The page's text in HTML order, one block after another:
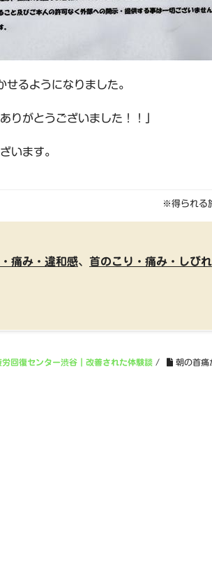
せるようになりました。
りがとうございました！！」
います。
※得られる
痛み・違和感、 首のこり・痛み・しびれ
回復センター渋谷｜改善された体験談 / 朝の首痛